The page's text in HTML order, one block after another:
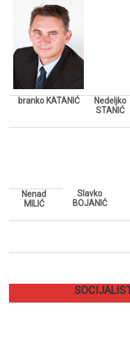
branko KATANIĆ
Nedeljko
STANIĆ
Nenad
MILIĆ
Slavko
BOJANIĆ